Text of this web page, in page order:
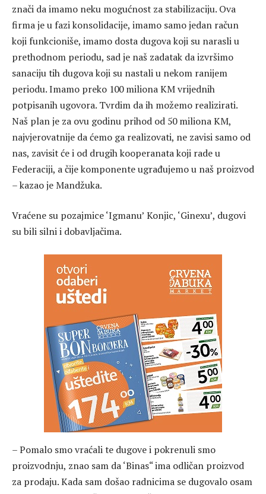
znači da imamo neku mogućnost za stabilizaciju. Ova
firma je u fazi konsolidacije, imamo samo jedan račun
koji funkcioniše, imamo dosta dugova koji su narasli u
prethodnom periodu, sad je naš zadatak da izvršimo
sanaciju tih dugova koji su nastali u nekom ranijem
periodu. Imamo preko 100 miliona KM vrijednih
potpisanih ugovora. Tvrdim da ih možemo realizirati.
Naš plan je za ovu godinu prihod od 50 miliona KM,
najvjerovatnije da ćemo ga realizovati, ne zavisi samo od
nas, zavisit će i od drugih kooperanata koji rade u
Federaciji, a čije komponente ugrađujemo u naš proizvod
– kazao je Mandžuka.
Vraćene su pozajmice ‘Igmanu’ Konjic, ‘Ginexu’, dugovi
su bili silni i dobavljačima.
– Pomalo smo vraćali te dugove i pokrenuli smo
proizvodnju, znao sam da ‘Binas“ ima odličan proizvod
za prodaju. Kada sam došao radnicima se dugovalo osam